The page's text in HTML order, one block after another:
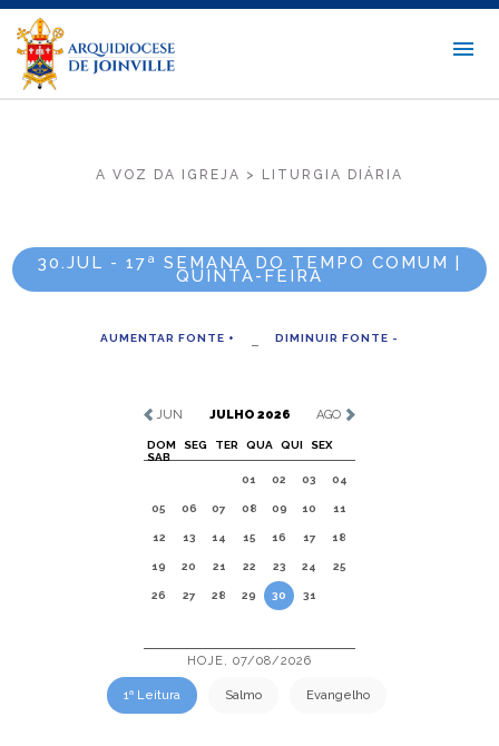
A VOZ DA IGREJA > LITURGIA DIÁRIA
30.JUL - 17ª SEMANA DO TEMPO COMUM |
QUINTA-FEIRA
AUMENTAR FONTE + DIMINUIR FONTE -
JUN JULHO 2026 AGO
DOM SEG TER QUA QUI
SEX
SAB
01
02 03 04
05 06 07 08 09 10 11
12 13 14 15 16 17 18
19 20 21 22 23 24 25
26 27 28 29 30 31
HOJE, 07/08/2026
1ª Leitura Salmo Evangelho